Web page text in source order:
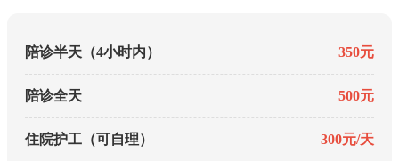
陪诊半天（4小时内） 350元
陪诊全天 500元
住院护工（可自理） 300元/天